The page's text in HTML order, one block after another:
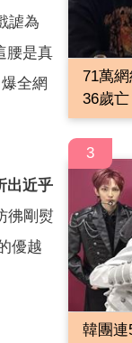
謔為
腰是真
全網
出近乎
彿剛熨
優越
71萬
36歲亡
3
韓團